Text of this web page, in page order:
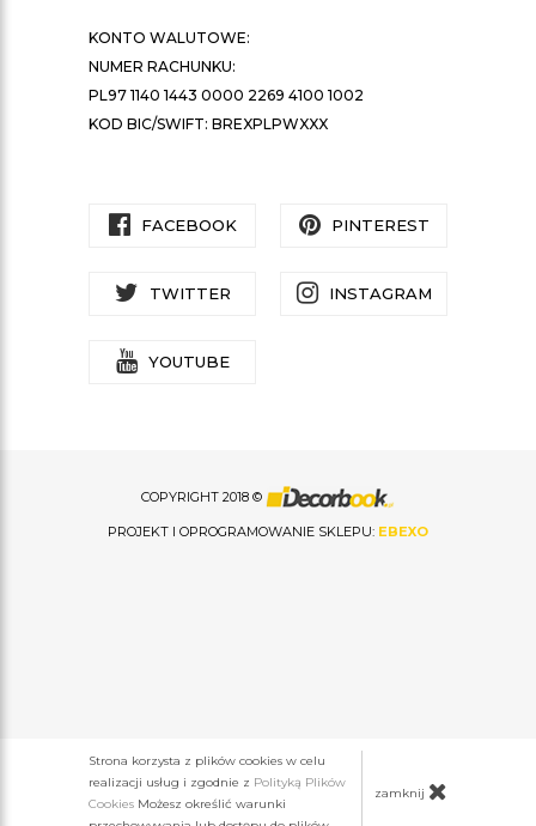
KONTO WALUTOWE:
NUMER RACHUNKU:
PL97 1140 1443 0000 2269 4100 1002
KOD BIC/SWIFT: BREXPLPWXXX
FACEBOOK PINTEREST
TWITTER INSTAGRAM
YOUTUBE
COPYRIGHT 2018 ©
PROJEKT I OPROGRAMOWANIE SKLEPU: EBEXO
Strona korzysta z plików cookies w celu
realizacji usług i zgodnie z Polityką Plików
Cookies Możesz określić warunki
zamknij